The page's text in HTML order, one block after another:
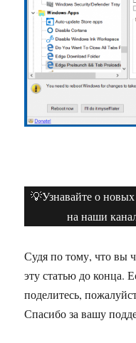
💡Узнавайте о
на наши
Судя по тому, что вы
эту статью до конца.
поделитесь,
Спасибо за вашу